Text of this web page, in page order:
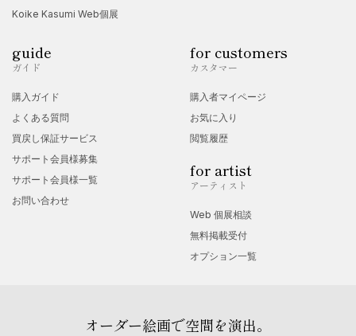
Koike Kasumi Web個展
guide
ガイド
購入ガイド
よくある質問
買戻し保証サービス
サポート会員様募集
サポート会員様一覧
お問い合わせ
for customers
カスタマー
購入者マイページ
お気に入り
閲覧履歴
for artist
アーティスト
Web 個展相談
無料掲載受付
オプション一覧
オーダー絵画で空間を演出。